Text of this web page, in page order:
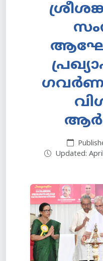
ഗവര്‍ണര്‍
Updated: